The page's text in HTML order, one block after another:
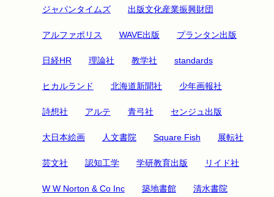
ジャパンタイムズ 出版文化産業振興財団
アルファポリス WAVE出版 プランタン出版
日経HR 理論社 教学社 standards
ヒカルランド 北海道新聞社 少年画報社
詩想社 アルテ 青弓社 センジュ出版
大日本絵画 人文書院 Square Fish 展転社
芸文社 認知工学 学研教育出版 リイド社
W W Norton & Co Inc 築地書館 清水書院